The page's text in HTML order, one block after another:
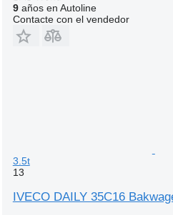
9años en Autoline
Contacte con el vendedor
3.5t
13
IVECO DAILY 35C16